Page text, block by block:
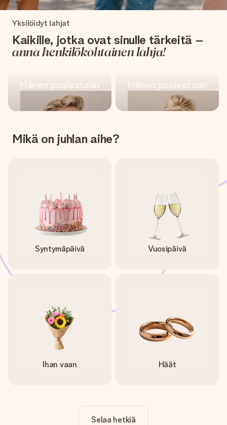
Valmistaudu uuteen
kouluseikkailuun
Yksilöidyt lahjat
Kaikille, jotka ovat sinulle tärkeitä –
anna henkilökohtainen lahja!
Mikä on juhlan aihe?
Syntymäpäivä Vuosipäivä
Ihan vaan Häät
Selaa hetkiä